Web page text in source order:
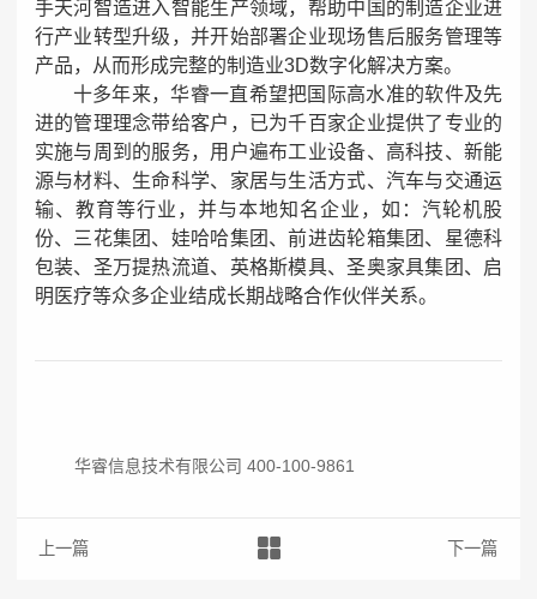
手天河智造进入智能生产领域，帮助中国的制造企业进
行产业转型升级，并开始部署企业现场售后服务管理等
产品，从而形成完整的制造业3D数字化解决方案。
十多年来，华睿一直希望把国际高水准的软件及先
进的管理理念带给客户，已为千百家企业提供了专业的
实施与周到的服务，用户遍布工业设备、高科技、新能
源与材料、生命科学、家居与生活方式、汽车与交通运
输、教育等行业，并与本地知名企业，如：汽轮机股
份、三花集团、娃哈哈集团、前进齿轮箱集团、星德科
包装、圣万提热流道、英格斯模具、圣奥家具集团、启
明医疗等众多企业结成长期战略合作伙伴关系。
华睿信息技术有限公司 400-100-9861
上一篇：探索工业装备企业PLM系统：高效布局企业未来发展
下一篇：